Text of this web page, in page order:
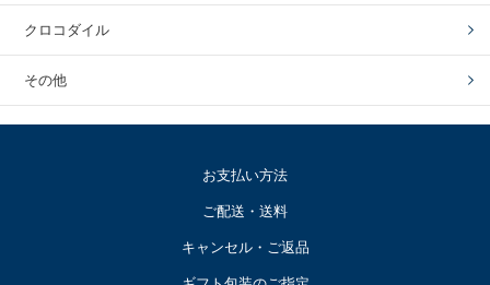
クロコダイル
その他
お支払い方法
ご配送・送料
キャンセル・ご返品